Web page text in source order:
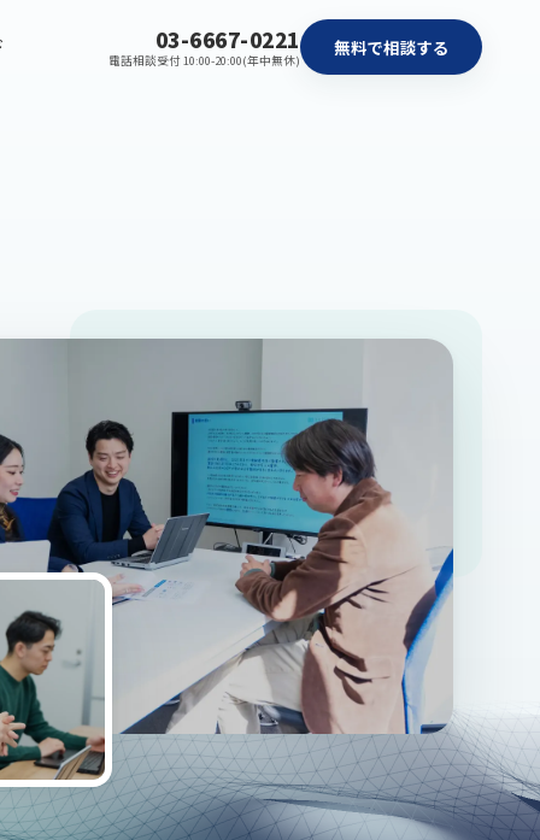
03-6667-0221
電話相談受付 10:00-20:00(年中無休)
無料で相談する